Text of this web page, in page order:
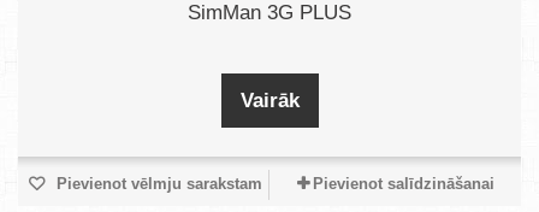
SimMan 3G PLUS
Vairāk
Pievienot vēlmju sarakstam Pievienot salīdzināšanai